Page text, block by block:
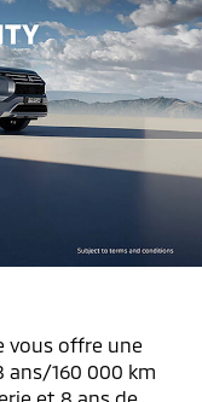
vous offre une
ans/160 000 km